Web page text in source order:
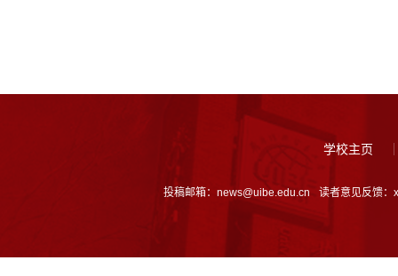
学校主页
投稿邮箱：news@uibe.edu.cn 读者意见反馈：